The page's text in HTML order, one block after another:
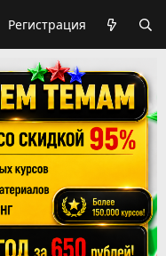
Регистрация